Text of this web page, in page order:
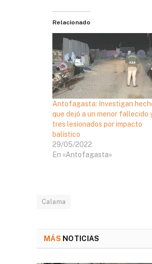
Relacionado
Antofagasta: Investigan
que dejó a un menor fallecido
tres lesionados por impacto
balístico
29/05/2022
En «Antofagasta»
Calama
MÁS NOTICIAS